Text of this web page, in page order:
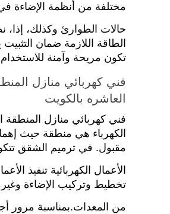
مختلفة من أنظمة الإضاءة
حالات الطوارئ وكذلك، إذا،
الطاقة اللازمة ضمان
تكون مريحة وآمنة
فني كهربائي منازل
العاشره بالكويت
فني كهربائي منازل المنطقة
الكهرباء هي منطقة حيث
مقبول. في ترميم الشقق
الأعمال الكهربائية تنفيذ
تخطيط وتركيب الإضاءة
من المعدات.بمناسبة مرور